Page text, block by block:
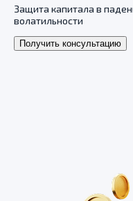
Защита капитала в
волатильности
Получить консультацию